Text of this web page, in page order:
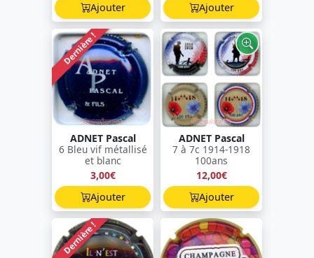
Ajouter
Ajouter
Dernière !
ADNET Pascal
6 Bleu vif métallisé
et blanc
3,00€
Ajouter
ADNET Pascal
7 à 7c 1914-1918
100ans
12,00€
Ajouter
Dernière !